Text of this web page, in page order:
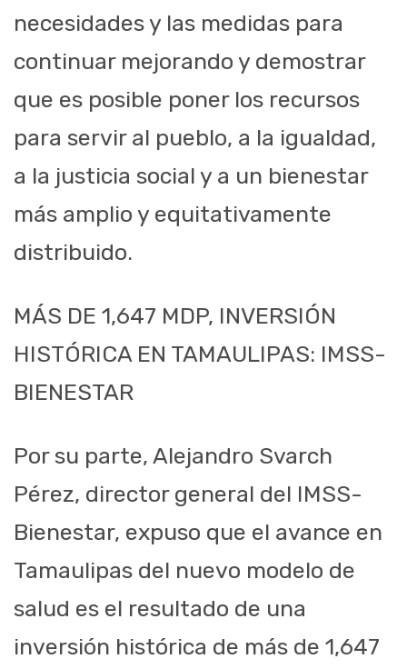
necesidades y las medidas para
continuar mejorando y demostrar
que es posible poner los recursos
para servir al pueblo, a la igualdad,
a la justicia social y a un bienestar
más amplio y equitativamente
distribuido.
MÁS DE 1,647 MDP, INVERSIÓN
HISTÓRICA EN TAMAULIPAS: IMSS-
BIENESTAR
Por su parte, Alejandro Svarch
Pérez, director general del IMSS-
Bienestar, expuso que el avance en
Tamaulipas del nuevo modelo de
salud es el resultado de una
inversión histórica de más de 1,647